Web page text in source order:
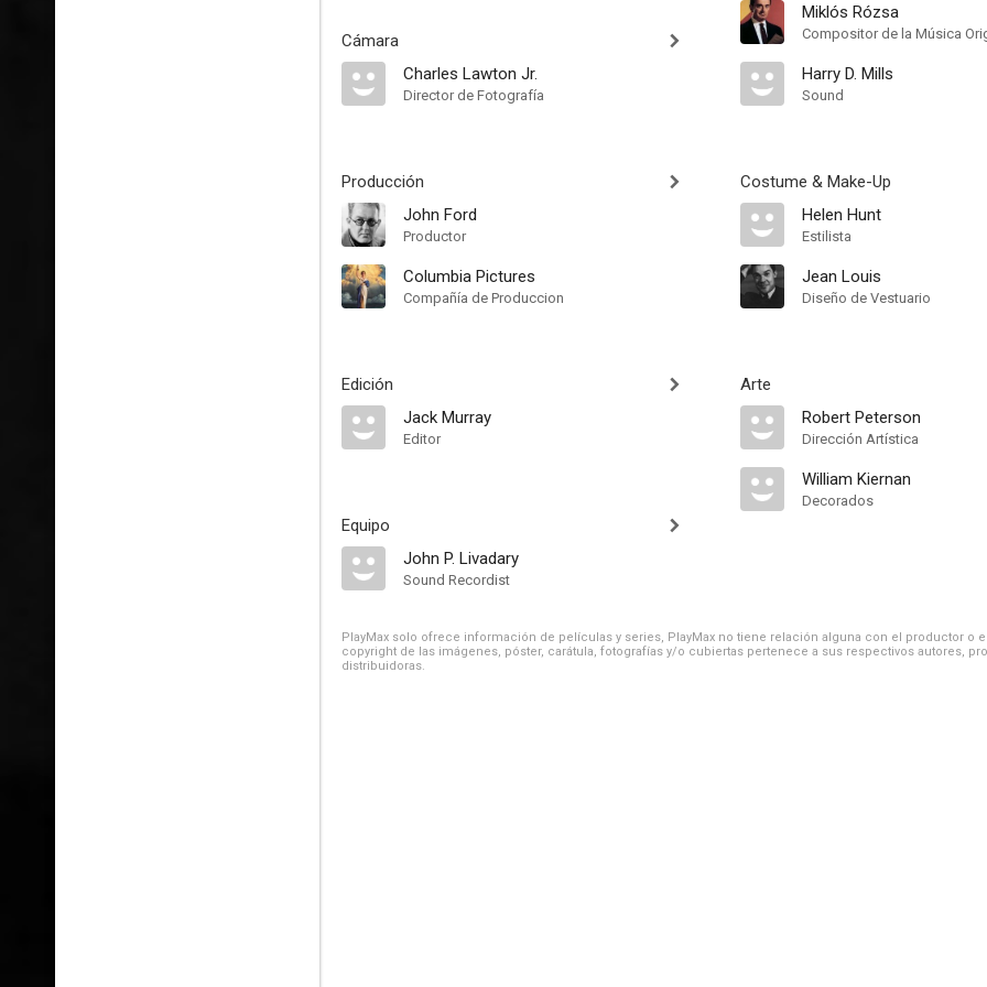
Cámara
Charles Lawton Jr.
Director de Fotografía
Producción
John Ford
Productor
Columbia Pictures
Compañía de Produccion
Edición
Jack Murray
Editor
Equipo
John P. Livadary
Sound Recordist
Miklós Rózsa
Compositor de la Música
Harry D. Mills
Sound
Costume & Make-Up
Helen Hunt
Estilista
Jean Louis
Diseño de Vestuario
Arte
Robert Peterson
Dirección Artística
William Kiernan
Decorados
PlayMax solo ofrece información de películas y series, PlayMax no tiene relación alguna con el productor o
copyright de las imágenes, póster, carátula, fotografías y/o cubiertas pertenece a sus respectivos autores,
distribuidoras.